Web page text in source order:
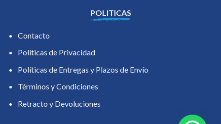
POLITICAS
Contacto
Políticas de Privacidad
Políticas de Entregas y Plazos de Envío
Términos y Condiciones
Retracto y Devoluciones